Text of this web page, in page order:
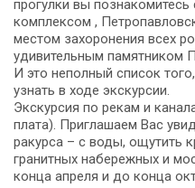
прогулки вы
комплексом ,
местом захоронения всех
удивительным памятником
И это неполный список
узнать в ходе экскурсии.
Экскурсия по рекам и
плата). Приглашаем Вас
ракурса – с воды, ощутить
гранитных набережных и
конца апреля и до конца